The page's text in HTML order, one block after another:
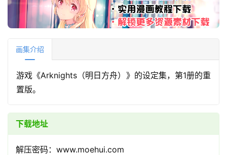
画集介绍
游戏《Arknights（明日方舟）》的设定集，第1册的重
置版。
下载地址
解压密码：www.moehui.com